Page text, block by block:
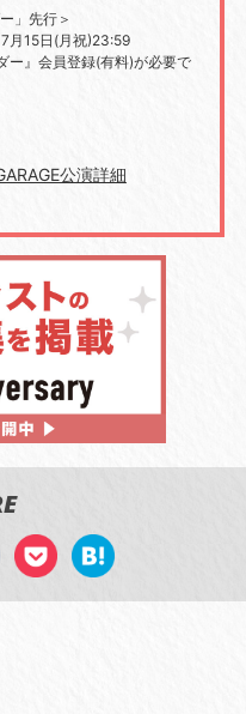
」先行＞
月15日(月祝)23:59
』会員登録(有料)が必要で
公演詳細